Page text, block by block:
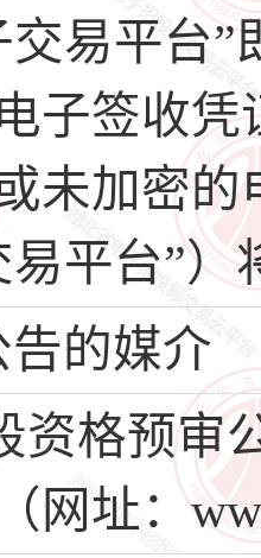
交易平台
子签收
未加密
易平台”
告的媒介
格预审
网址：